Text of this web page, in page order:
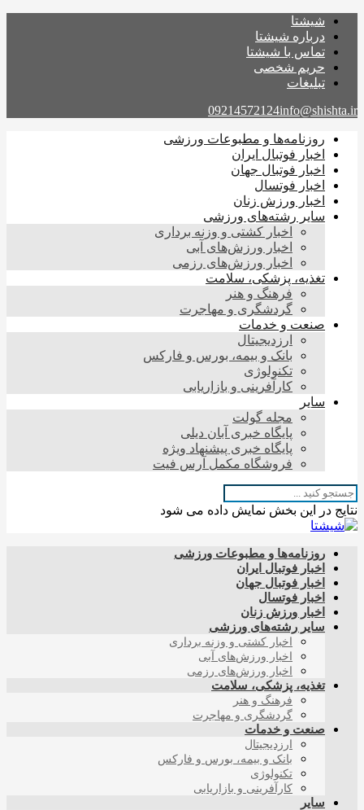
شیشتا
درباره شیشتا
تماس با شیشتا
حریم شخصی
تبلیغات
09214572124info@shishta.ir
روزنامه‌ها و مطبوعات ورزشی
اخبار فوتبال ایران
اخبار فوتبال جهان
اخبار فوتسال
اخبار ورزش زنان
سایر رشته‌های ورزشی
اخبار کشتی و وزنه برداری
اخبار ورزش‌های آبی
اخبار ورزش‌های رزمی
تغذیه، پزشکی، سلامت
فرهنگ و هنر
گردشگری و مهاجرت
صنعت و خدمات
ارزدیجیتال
بانک و بیمه، بورس و فارکس
تکنولوژی
کارآفرینی و بازاریابی
سایر
مجله گولت
پایگاه خبری آبان دیلی
پایگاه خبری پیشنهاد ویژه
فروشگاه مکمل آرس فیت
نتایج در این بخش نمایش داده می شود
روزنامه‌ها و مطبوعات ورزشی
اخبار فوتبال ایران
اخبار فوتبال جهان
اخبار فوتسال
اخبار ورزش زنان
سایر رشته‌های ورزشی
اخبار کشتی و وزنه برداری
اخبار ورزش‌های آبی
اخبار ورزش‌های رزمی
تغذیه، پزشکی، سلامت
فرهنگ و هنر
گردشگری و مهاجرت
صنعت و خدمات
ارزدیجیتال
بانک و بیمه، بورس و فارکس
تکنولوژی
کارآفرینی و بازاریابی
سایر